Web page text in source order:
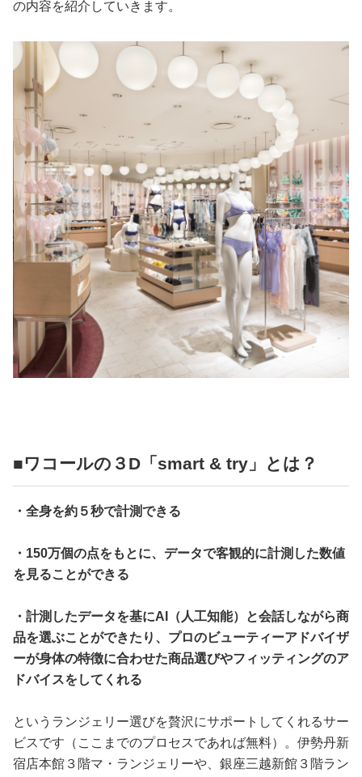
の内容を紹介していきます。
■ワコールの３D「smart & try」とは？
・全身を約５秒で計測できる
・150万個の点をもとに、データで客観的に計測した数値
を見ることができる
・計測したデータを基にAI（人工知能）と会話しながら商
品を選ぶことができたり、プロのビューティーアドバイザ
ーが身体の特徴に合わせた商品選びやフィッティングのア
ドバイスをしてくれる
というランジェリー選びを贅沢にサポートしてくれるサー
ビスです（ここまでのプロセスであれば無料）。伊勢丹新
宿店本館３階マ・ランジェリーや、銀座三越新館３階ラン